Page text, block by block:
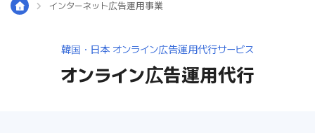
インターネット広告運用事業
韓国・日本 オンライン広告運用代行サービス
オンライン広告運用代行